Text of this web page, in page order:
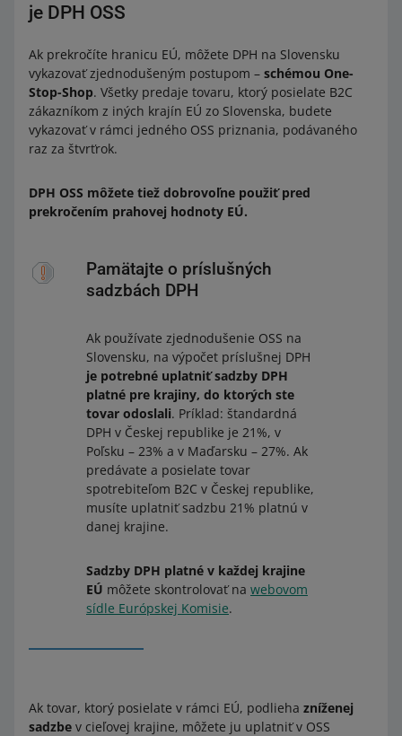
je DPH OSS
Ak prekročíte hranicu EÚ, môžete DPH na Slovensku
vykazovať zjednodušeným postupom – schémou One-
Stop-Shop. Všetky predaje tovaru, ktorý posielate B2C
zákazníkom z iných krajín EÚ zo Slovenska, budete
vykazovať v rámci jedného OSS priznania, podávaného
raz za štvrťrok.
DPH OSS môžete tiež dobrovoľne použiť pred
prekročením prahovej hodnoty EÚ.
Pamätajte o príslušných
sadzbách DPH
Ak používate zjednodušenie OSS na
Slovensku, na výpočet príslušnej DPH
je potrebné uplatniť sadzby DPH
platné pre krajiny, do ktorých ste
tovar odoslali. Príklad: štandardná
DPH v Českej republike je 21%, v
Poľsku – 23% a v Maďarsku – 27%. Ak
predávate a posielate tovar
spotrebiteľom B2C v Českej republike,
musíte uplatniť sadzbu 21% platnú v
danej krajine.
Sadzby DPH platné v každej krajine
EÚ môžete skontrolovať na webovom
sídle Európskej Komisie.
Ak tovar, ktorý posielate v rámci EÚ, podlieha zníženej
sadzbe v cieľovej krajine, môžete ju uplatniť v OSS